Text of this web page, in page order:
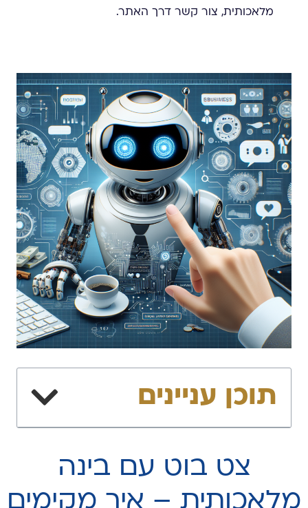
מלאכותית, צור קשר דרך האתר.
תוכן עניינים
צט בוט עם בינה
מלאכותית – איך מקימים